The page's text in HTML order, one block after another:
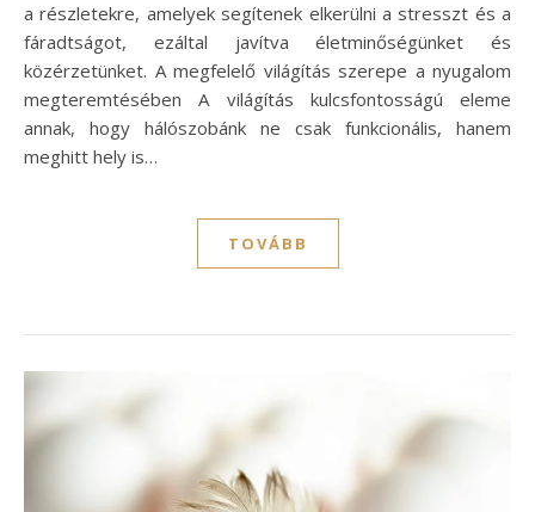
a részletekre, amelyek segítenek elkerülni a stresszt és a
fáradtságot, ezáltal javítva életminőségünket és
közérzetünket. A megfelelő világítás szerepe a nyugalom
megteremtésében A világítás kulcsfontosságú eleme
annak, hogy hálószobánk ne csak funkcionális, hanem
meghitt hely is…
TOVÁBB